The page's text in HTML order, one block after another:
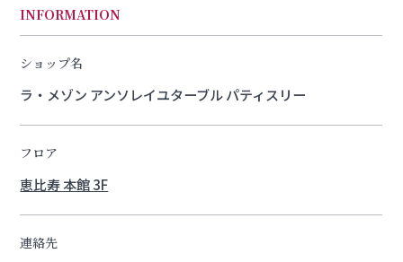
INFORMATION
ショップ名
ラ・メゾン アンソレイユターブル パティスリー
フロア
恵比寿 本館 3F
連絡先